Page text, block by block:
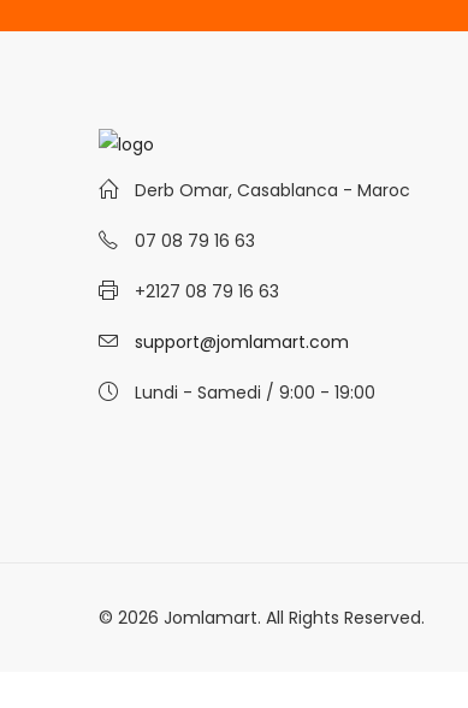
Derb Omar, Casablanca - Maroc
07 08 79 16 63
+2127 08 79 16 63
support@jomlamart.com
Lundi - Samedi / 9:00 - 19:00
© 2026 Jomlamart. All Rights Reserved.